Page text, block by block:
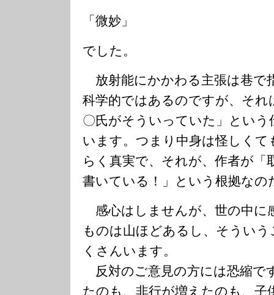
「微妙」
でした。
放射能にかかわる主張は巷で
科学的ではあるのですが、そ
〇氏がそういっていた」とい
います。つまり中身は怪しく
らく真実で、それが、作者が「
書いている！」という根拠なの
感心はしませんが、世の中に
ものは山ほどあるし、そうい
くさんいます。
反対のご意見の方には恐縮で
たのも、非行が増えたのも、子